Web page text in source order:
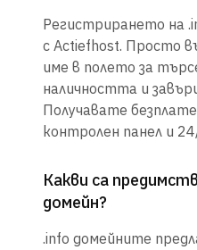
Регистрирането на
с Actiefhost. Просто
име в полето за
наличността и
Получавате
контролен панел и
Какви са
домейн?
.info домейните